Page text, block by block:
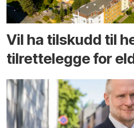
Vil ha tilskudd til
tilrettelegge for